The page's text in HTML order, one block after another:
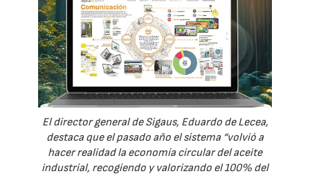
El director general de Sigaus, Eduardo de Lecea,
destaca que el pasado año el sistema “volvió a
hacer realidad la economía circular del aceite
industrial, recogiendo y valorizando el 100% del